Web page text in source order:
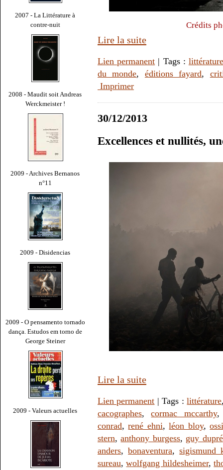
2007 - La Littérature à
contre-nuit
2008 - Maudit soit Andreas
Werckmeister !
2009 - Archives Bernanos
n°11
2009 - Disidencias
2009 - O pensamento tornado
dança. Estudos em torno de
George Steiner
2009 - Valeurs actuelles
Crédits
Lire la suite
Lien permanent | Tags : littérature
du monde, éditions fayard,
Imprimer
30/12/2013
Excellences et nullités,
Lire la suite
Lien permanent | Tags :littérature
cacographes,cormac mccarthy
conrad,rené ehni,léon bloy,
stern,anthony burgess, guy dupré
anders,bonaventura,sigismund
sureau,wolfgang hildesheimer,